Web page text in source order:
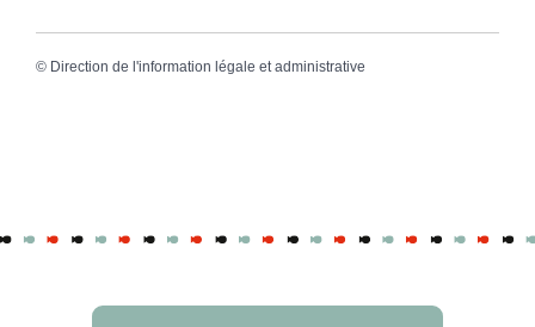
© Direction de l'information légale et administrative